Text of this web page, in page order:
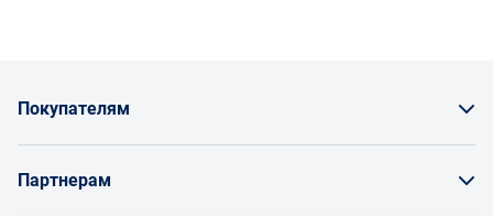
Покупателям
Партнерам